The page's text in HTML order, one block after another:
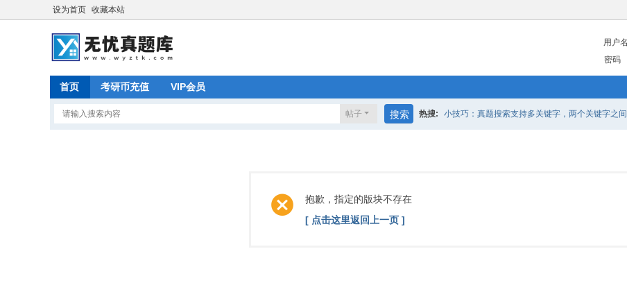
设为首页 收藏本站
用户名
密码
首页 考研币充值 VIP会员
帖子 搜索 热搜: 小技巧：真题搜索支持多关键字，两个关键字之
抱歉，指定的版块不存在
[ 点击这里返回上一页 ]